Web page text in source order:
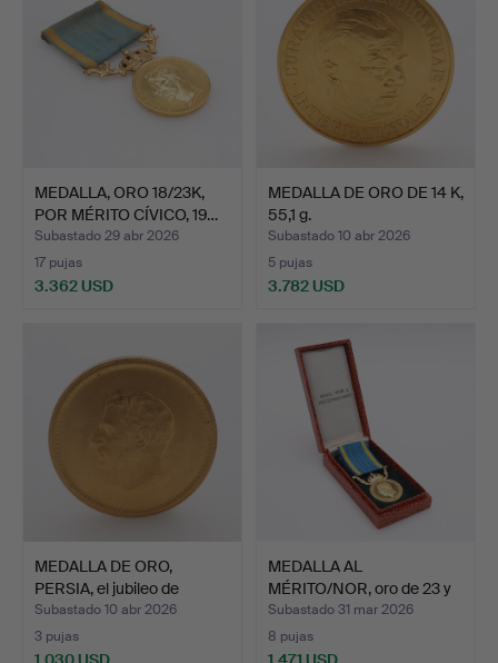
MEDALLA, ORO 18/23K,
POR MÉRITO CÍVICO, 19…
Subastado 29 abr 2026
17 pujas
3.362 USD
MEDALLA DE ORO DE 14 K,
55,1 g.
Subastado 10 abr 2026
5 pujas
3.782 USD
MEDALLA DE ORO,
PERSIA, el jubileo de
2500…
Subastado 10 abr 2026
3 pujas
MEDALLA AL
MÉRITO/NOR, oro de 23 y
18 quil…
Subastado 31 mar 2026
8 pujas